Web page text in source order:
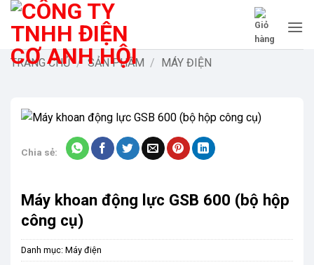
Bỏ
qua
dungTRANG CHỦ / SẢN PHẨM / MÁY ĐIỆN
Chia sẻ:
Máy khoan động lực GSB 600 (bộ hộp
công cụ)
Danh mục: Máy điện